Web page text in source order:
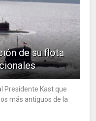
de su flota
Presidente Kast que
más antiguos de la